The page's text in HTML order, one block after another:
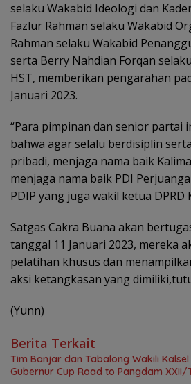
selaku Wakabid Ideologi dan
Fazlur Rahman selaku Wakabid
Rahman selaku Wakabid
serta Berry Nahdian Forqan
HST, memberikan pengarahan
Januari 2023.
“Para pimpinan dan senior partai
bahwa agar selalu berdisiplin
pribadi, menjaga nama baik
menjaga nama baik PDI
PDIP yang juga wakil ketua DPRD
Satgas Cakra Buana akan
tanggal 11 Januari 2023, mereka
pelatihan khusus dan
aksi ketangkasan yang
(Yunn)
Berita Terkait
Tim Banjar dan Tabalong Wakili
Gubernur Cup Road to Pangdam XXII/